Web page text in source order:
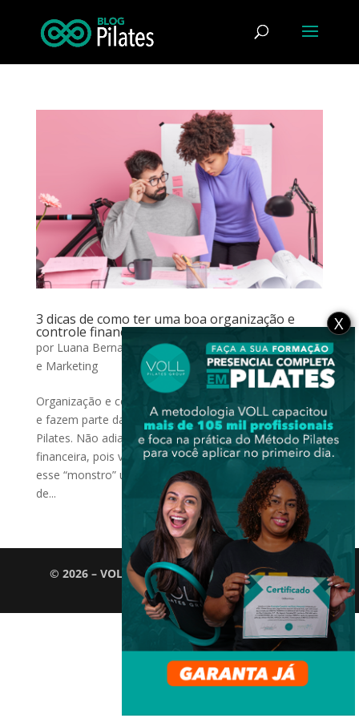
3 dicas de como ter uma boa organização e
controle financeiro do seu Studio de Pilates
por Luana Bernardo |mar 31, 2023|Carreira,Gestão
e Marketing
Organização e controle financeiro são pontos-chaves
e fazem parte da rotina diária dentro de um Studio de
Pilates. Não adianta fugir da gestão e da área
financeira, pois você terá que se organizar e enfrentar
esse “monstro” uma hora ou outra. Muitos gestores
de...
© 2026 – VOLL Pilates Group. Todos os direitos
reservados.
X